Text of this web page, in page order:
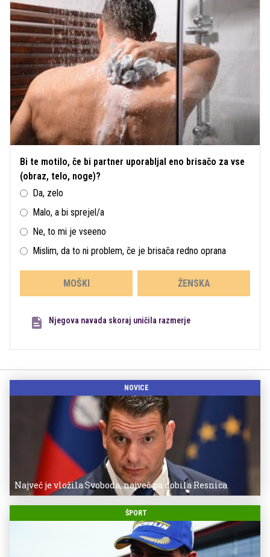
Bi te motilo, če bi partner uporabljal eno brisačo za vse
(obraz, telo, noge)?
Da, zelo
Malo, a bi sprejel/a
Ne, to mi je vseeno
Mislim, da to ni problem, če je brisača redno oprana
MOŠKI ŽENSKA
Njegova navada skoraj uničila razmerje
NOVICE
Največ je vložila Svoboda, največ pa dobila Resnica
ŠPORT